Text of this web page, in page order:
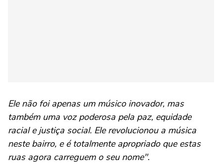
Ele não foi apenas um músico inovador, mas
também uma voz poderosa pela paz, equidade
racial e justiça social. Ele revolucionou a música
neste bairro, e é totalmente apropriado que estas
ruas agora carreguem o seu nome".